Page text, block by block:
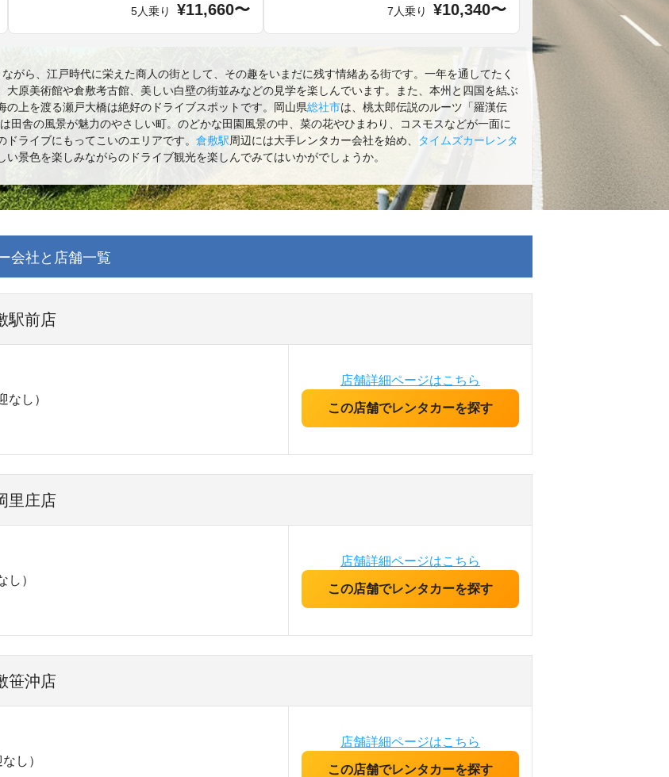
5人乗り
¥11,660〜
7人乗り
¥10,340〜
がら、江戸時代に栄えた商人の街として、その趣をいまだに残す情緒ある街です。一年を通してたく
原美術館や倉敷考古館、美しい白壁の街並みなどの見学を楽しんでいます。また、本州と四国を結ぶ
上を渡る瀬戸大橋は絶好のドライブスポットです。岡山県総社市は、桃太郎伝説のルーツ「羅漢伝
田舎の風景が魅力のやさしい町。のどかな田園風景の中、菜の花やひまわり、コスモスなどが一面に
ライブにもってこいのエリアです。 倉敷駅周辺には大手レンタカー会社を始め、
タイムズカーレンタ
い景色を楽しみながらのドライブ観光を楽しんでみてはいかがでしょうか。
会社と店舗一覧
駅前店
なし）
店舗詳細ページはこちら
この店舗でレンタカーを探す
里庄店
し）
店舗詳細ページはこちら
この店舗でレンタカーを探す
笹沖店
し）
店舗詳細ページはこちら
この店舗でレンタカーを探す